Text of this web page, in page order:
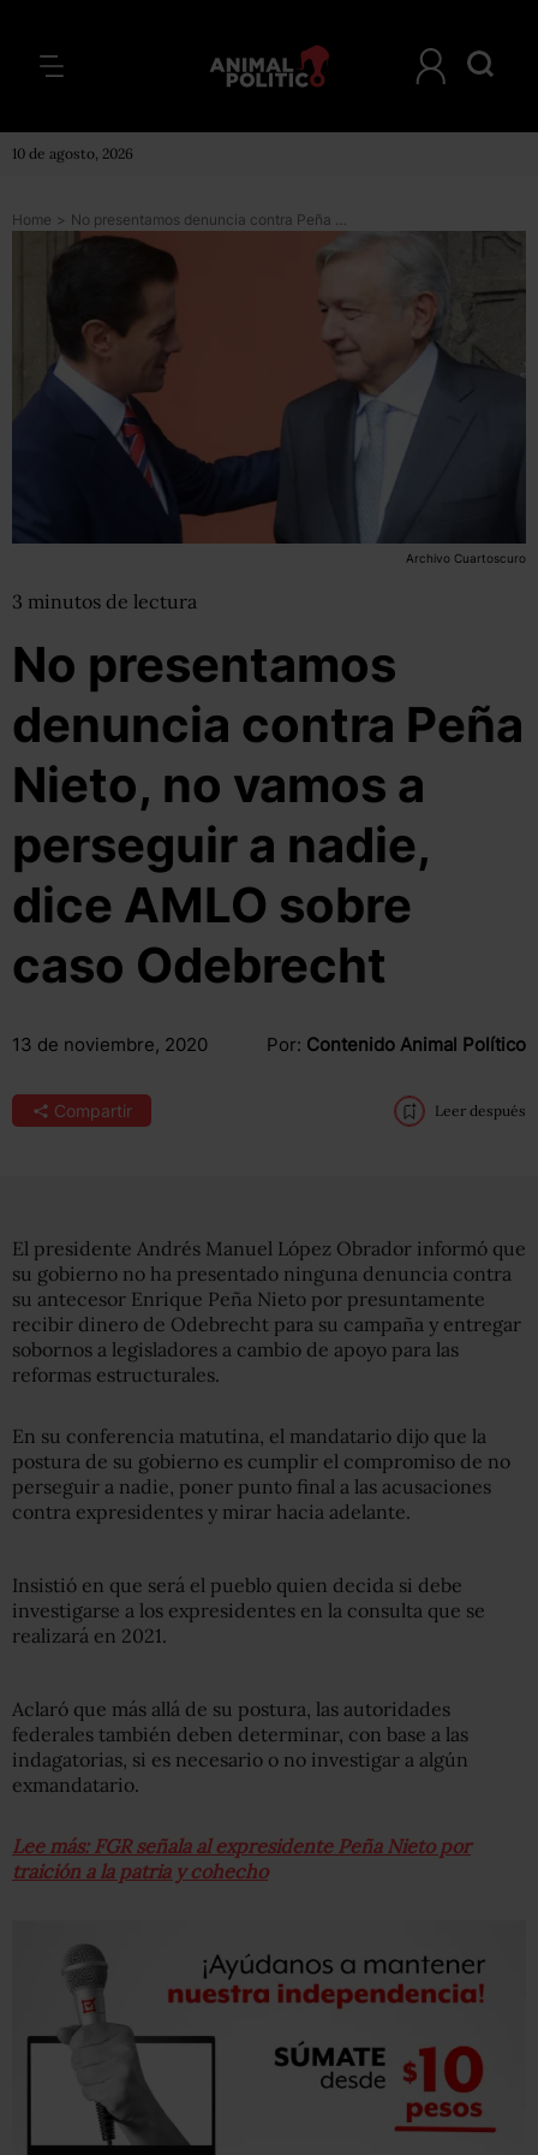
10 de agosto, 2026
Home > No presentamos denuncia contra Peña Nieto, no vamos a perseguir a nadie, dice AMLO sobre caso Odebrecht
Archivo Cuartoscuro
3 minutos de lectura
No presentamos
denuncia contra Peña
Nieto, no vamos a
perseguir a nadie,
dice AMLO sobre
caso Odebrecht
13 de noviembre, 2020 Por: Contenido Animal Político
Compartir Leer después
El presidente Andrés Manuel López Obrador informó que
su gobierno no ha presentado ninguna denuncia contra
su antecesor Enrique Peña Nieto por presuntamente
recibir dinero de Odebrecht para su campaña y entregar
sobornos a legisladores a cambio de apoyo para las
reformas estructurales.
En su conferencia matutina, el mandatario dijo que la
postura de su gobierno es cumplir el compromiso de no
perseguir a nadie, poner punto final a las acusaciones
contra expresidentes y mirar hacia adelante.
Insistió en que será el pueblo quien decida si debe
investigarse a los expresidentes en la consulta que se
realizará en 2021.
Aclaró que más allá de su postura, las autoridades
federales también deben determinar, con base a las
indagatorias, si es necesario o no investigar a algún
exmandatario.
Lee más: FGR señala al expresidente Peña Nieto por
traición a la patria y cohecho